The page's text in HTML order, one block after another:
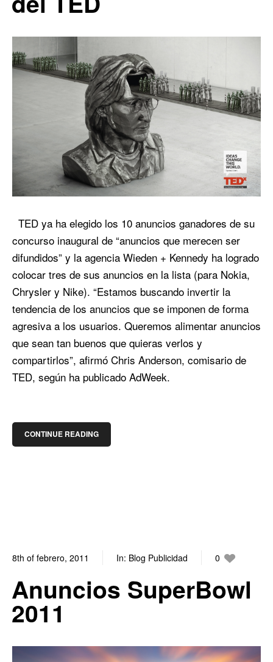
TED ya ha elegido los 10 anuncios ganadores de su
concurso inaugural de “anuncios que merecen ser
difundidos” y la agencia Wieden + Kennedy ha logrado
colocar tres de sus anuncios en la lista (para Nokia,
Chrysler y Nike). “Estamos buscando invertir la
tendencia de los anuncios que se imponen de forma
agresiva a los usuarios. Queremos alimentar anuncios
que sean tan buenos que quieras verlos y
compartirlos”, afirmó Chris Anderson, comisario de
TED, según ha publicado AdWeek.
CONTINUE READING
8th of febrero, 2011 In: Blog Publicidad
0
Anuncios SuperBowl
2011